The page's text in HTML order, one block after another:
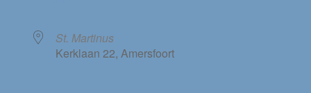
St. Martinus
Kerklaan 22, Amersfoort